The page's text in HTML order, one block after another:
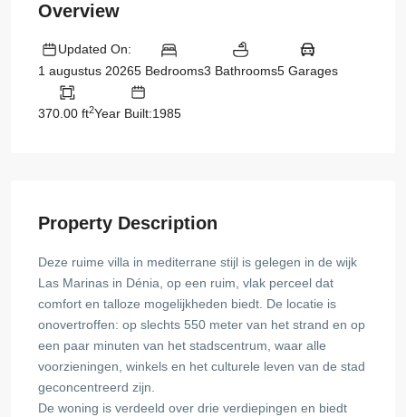
Overview
Updated On:
1 augustus 20265 Bedrooms3 Bathrooms5 Garages
370.00 ft2Year Built:1985
Property Description
Deze ruime villa in mediterrane stijl is gelegen in de wijk
Las Marinas in Dénia, op een ruim, vlak perceel dat
comfort en talloze mogelijkheden biedt. De locatie is
onovertroffen: op slechts 550 meter van het strand en op
een paar minuten van het stadscentrum, waar alle
voorzieningen, winkels en het culturele leven van de stad
geconcentreerd zijn.
De woning is verdeeld over drie verdiepingen en biedt